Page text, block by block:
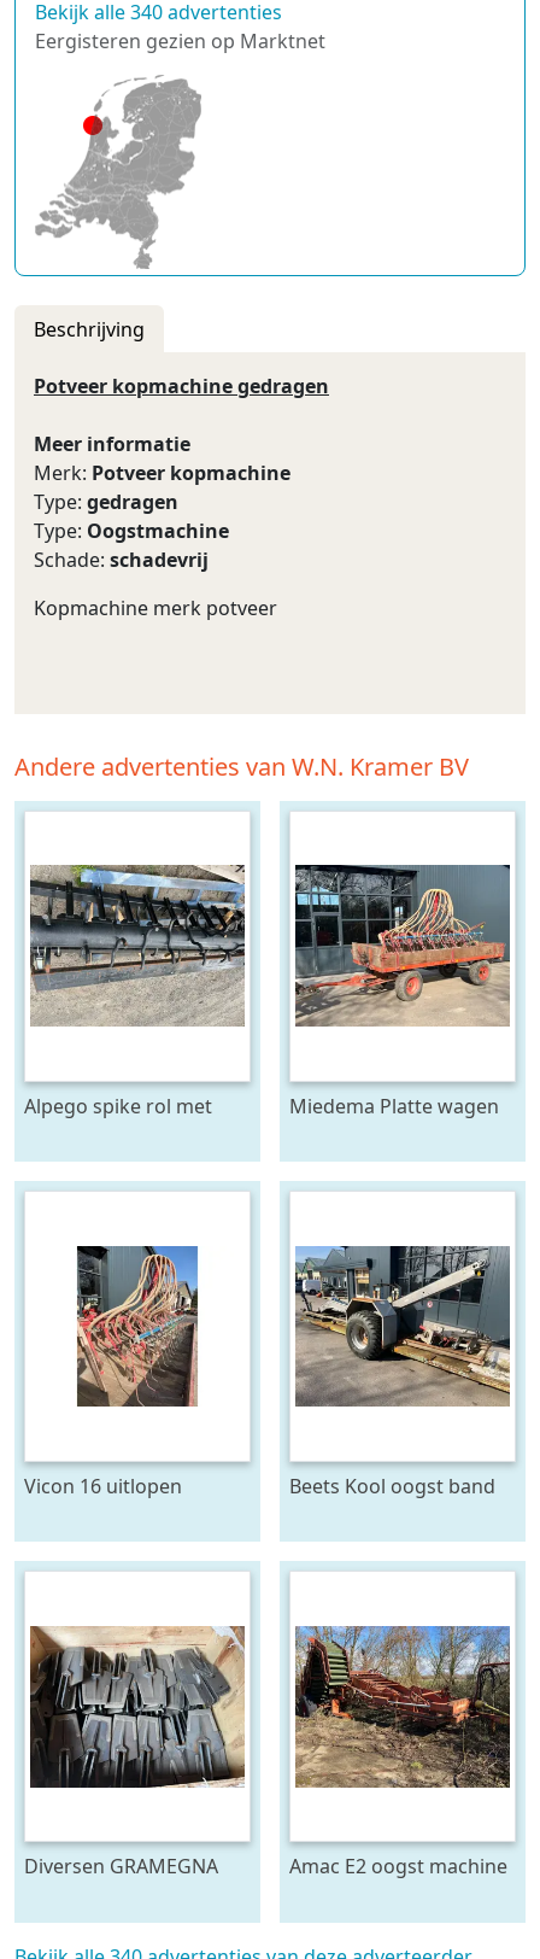
Bekijk alle 340 advertenties
Eergisteren gezien op Marktnet
Beschrijving
Potveer kopmachine gedragen
Meer informatie
Merk: Potveer kopmachine
Type: gedragen
Type: Oogstmachine
Schade: schadevrij
Kopmachine merk potveer
Andere advertenties van W.N. Kramer BV
Alpego spike rol met
Miedema Platte wagen
Vicon 16 uitlopen Beets Kool oogst band
Diversen GRAMEGNA
KRAMER ECO en meer
Spitmachine
Amac E2 oogst machine